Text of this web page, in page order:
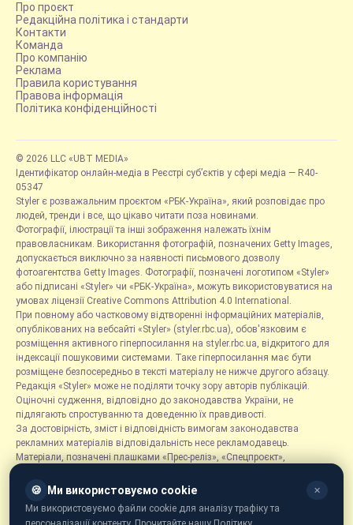
Про проєкт
Редакційна політика і стандарти
Контакти
Команда
Про компанію
Реклама
Правила користування
Правова інформація
Політика конфіденційності
© 2026 LLC «UBT MEDIA»
Ідентифікатор онлайн-медіа в Реєстрі суб’єктів у сфері медіа — R40-
05347
Styler є розважальним проєктом «РБК-Україна», який розповідає про
людей, тренди і все, що цікаво читати поза новинами.
Фотографії, ілюстрації та інші зображення належать їхнім
правовласникам. Використання фотографій, позначених Getty Images,
допускається виключно за наявності письмового дозволу
фотоагентства Getty Images. Фотографії, позначені логотипом «Styler»
або підписані «Styler» чи «РБК-Україна», можуть використовуватися на
умовах ліцензії Creative Commons Attribution 4.0 International.
При повному або частковому відтворенні інформаційних матеріалів,
опублікованих на вебсайті «Styler» (styler.rbc.ua), обов'язковим є
розміщення активного гіперпосилання на styler.rbc.ua, відкритого для
індексації пошуковими системами. Таке гіперпосилання має бути
розміщене безпосередньо в тексті матеріалу не нижче другого абзацу.
Редакція «Styler» може не поділяти точку зору авторів публікацій.
Оціночні судження, відповідно до законодавства України, не
підлягають спростуванню та доведенню їх правдивості.
За достовірність, зміст і відповідність вимогам законодавства
рекламних матеріалів відповідальність несе рекламодавець.
Матеріали, позначені плашками «Прес-реліз», «Спецпроєкт»,
розміщуються на правах реклами.
Рубрика «Новини компаній» є інформаційним форматом, що містить
новини, повідомлення та оголошення, пов'язані з діяльністю
🍪 Ми використовуємо cookie ✕
Ми використовуємо файли cookie для аналізу трафіку та